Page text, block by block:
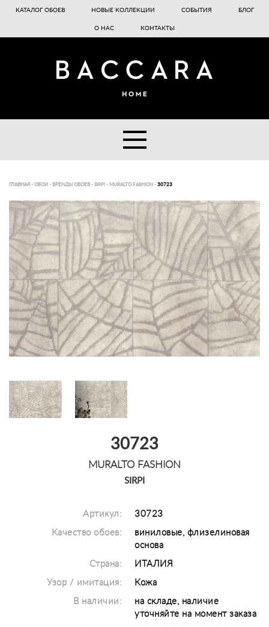
КАТАЛОГ ОБОЕВ НОВЫЕ КОЛЛЕКЦИИ СОБЫТИЯ БЛОГ
О НАС КОНТАКТЫ
ГЛАВНАЯ - ОБОИ - БРЕНДЫ ОБОЕВ - SIRPI - MURALTO FASHION - 30723
30723
MURALTO FASHION
SIRPI
Артикул: 30723
Качество обоев:
виниловые, флизелиновая
основа
Страна: ИТАЛИЯ
Узор / имитация: Кожа
В наличии:
на складе, наличие
уточняйте на момент заказа